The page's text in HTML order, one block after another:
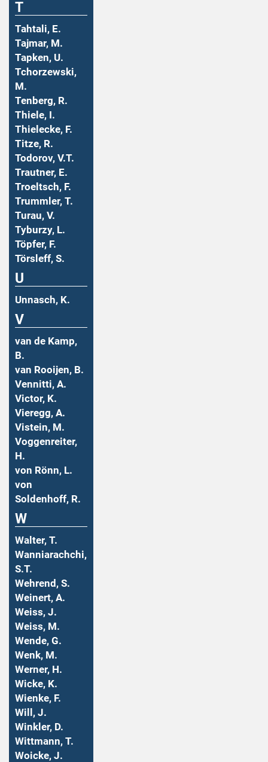
T
Tahtali, E.
Tajmar, M.
Tapken, U.
Tchorzewski,
M.
Tenberg, R.
Thiele, I.
Thielecke, F.
Titze, R.
Todorov, V.T.
Trautner, E.
Troeltsch, F.
Trummler, T.
Turau, V.
Tyburzy, L.
Töpfer, F.
Törsleff, S.
U
Unnasch, K.
V
van de Kamp,
B.
van Rooijen, B.
Vennitti, A.
Victor, K.
Vieregg, A.
Vistein, M.
Voggenreiter,
H.
von Rönn, L.
von
Soldenhoff, R.
W
Walter, T.
Wanniarachchi,
S.T.
Wehrend, S.
Weinert, A.
Weiss, J.
Weiss, M.
Wende, G.
Wenk, M.
Werner, H.
Wicke, K.
Wienke, F.
Will, J.
Winkler, D.
Wittmann, T.
Woicke, J.